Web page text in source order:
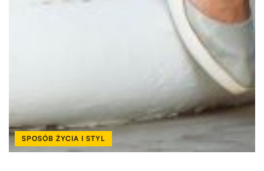
SPOSÓB ŻYCIA I STYL